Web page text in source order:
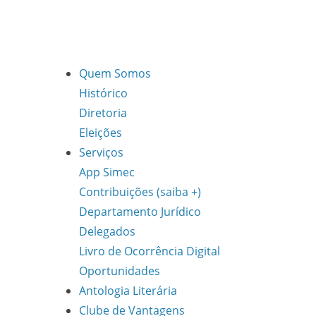
Quem Somos
Histórico
Diretoria
Eleições
Serviços
App Simec
Contribuições (saiba +)
Departamento Jurídico
Delegados
Livro de Ocorrência Digital
Oportunidades
Antologia Literária
Clube de Vantagens